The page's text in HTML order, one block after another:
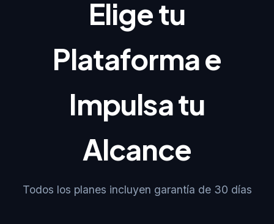
Elige tu
Plataforma e
Impulsa tu
Alcance
Todos los planes incluyen garantía de 30 días